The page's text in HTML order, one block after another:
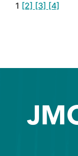
1 [2] [3] [4]